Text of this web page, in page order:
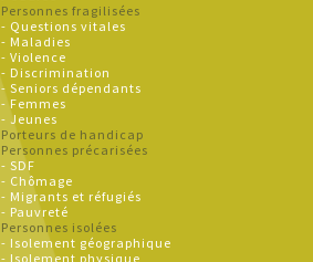
Personnes fragilisées
- Questions vitales
- Maladies
- Violence
- Discrimination
- Seniors dépendants
- Femmes
- Jeunes
Porteurs de handicap
Personnes précarisées
- SDF
- Chômage
- Migrants et réfugiés
- Pauvreté
Personnes isolées
- Isolement géographique
- Isolement physique